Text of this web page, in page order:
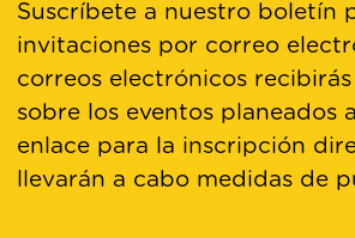
Suscríbete a nuestro boletín
invitaciones por correo
correos electrónicos
sobre los eventos planeados
enlace para la inscripción
llevarán a cabo medidas de